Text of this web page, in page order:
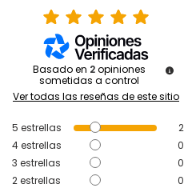
Basado en 2 opiniones
sometidas a control
Ver todas las reseñas de este sitio
5 estrellas
2
4estrellas
0
3 estrellas
0
2estrellas
0